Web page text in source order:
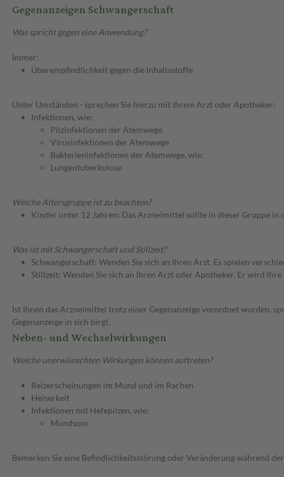
Gegenanzeigen Schwangerschaft
Was spricht gegen eine Anwendung?
Immer:
Überempfindlichkeit gegen die Inhaltsstoffe
Unter Umständen - sprechen Sie hierzu mit Ihrem Arzt oder Apotheker:
Infektionen, wie:
Pilzinfektionen der Atemwege
Virusinfektionen der Atemwege
Bakterieninfektionen der Atemwege, wie:
Lungentuberkulose
Welche Altersgruppe ist zu beachten?
Kinder unter 12 Jahren: Das Arzneimittel sollte in dieser Gruppe
Was ist mit Schwangerschaft und Stillzeit?
Schwangerschaft: Wenden Sie sich an Ihren Arzt. Es spielen
Stillzeit: Wenden Sie sich an Ihren Arzt oder Apotheker. Er wird
Ist Ihnen das Arzneimittel trotz einer Gegenanzeige verordnet worden,
Gegenanzeige in sich birgt.
Neben- und Wechselwirkungen
Welche unerwünschten Wirkungen können auftreten?
Reizerscheinungen im Mund und im Rachen
Heiserkeit
Infektionen mit Hefepilzen, wie:
Mundsoor
Bemerken Sie eine Befindlichkeitsstörung oder Veränderung während